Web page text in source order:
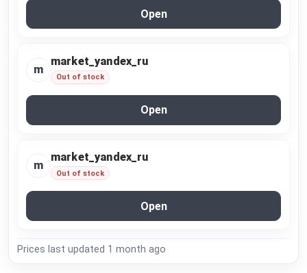
Open
m
market_yandex_ru
Out of stock
Open
m
market_yandex_ru
Out of stock
Open
Prices last updated 1 month ago